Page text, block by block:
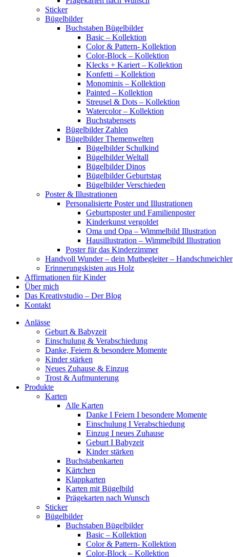
Sticker
Bügelbilder
Buchstaben Bügelbilder
Basic – Kollektion
Color & Pattern- Kollektion
Color-Block – Kollektion
Klecks + Kariert – Kollektion
Konfetti – Kollektion
Monominis – Kollektion
Painted – Kollektion
Streusel & Dots – Kollektion
Watercolor – Kollektion
Buchstabensets
Bügelbilder Zahlen
Bügelbilder Themenwelten
Bügelbilder Schulkind
Bügelbilder Weltall
Bügelbilder Dinos
Bügelbilder Geburtstag
Bügelbilder Verschieden
Poster & Illustrationen
Personalisierte Poster und Illustrationen
Geburtsposter und Familienposter
Kinderkunst vergoldet
Oma und Opa – Wimmelbild Illustration
Hausillustration – Wimmelbild Illustration
Poster für das Kinderzimmer
Handvoll Wunder – dein Mutbegleiter – Handschmeichler
Erinnerungskisten aus Holz
Affirmationen für Kinder
Über mich
Das Kreativstudio – Der Blog
Kontakt
Anlässe
Geburt & Babyzeit
Einschulung & Verabschiedung
Danke, Feiern & besondere Momente
Kinder stärken
Neues Zuhause & Einzug
Trost & Aufmunterung
Produkte
Karten
Alle Karten
Danke I Feiern I besondere Momente
Einschulung I Verabschiedung
Einzug I neues Zuhause
Geburt I Babyzeit
Kinder stärken
Buchstabenkarten
Kärtchen
Klappkarten
Karten mit Bügelbild
Prägekarten nach Wunsch
Sticker
Bügelbilder
Buchstaben Bügelbilder
Basic – Kollektion
Color & Pattern- Kollektion
Color-Block – Kollektion